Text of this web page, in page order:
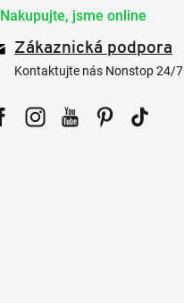
Nakupujte, jsme online
Zákaznická podpora
Kontaktujte nás Nonstop 24/7